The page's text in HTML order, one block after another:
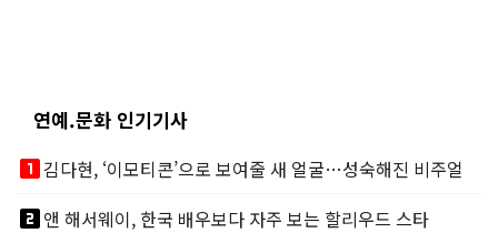
연예.문화 인기기사
looks_one김다현, ‘이모티콘’으로 보여줄 새 얼굴…성숙해진 비주얼
looks_two앤 해서웨이, 한국 배우보다 자주 보는 할리우드 스타